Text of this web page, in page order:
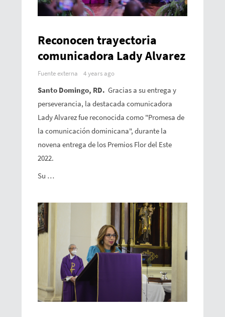
Reconocen trayectoria
comunicadora Lady Alvarez
Fuente externa 4 years ago
Santo Domingo, RD. Gracias a su entrega y
perseverancia, la destacada comunicadora
Lady Alvarez fue reconocida como "Promesa de
la comunicación dominicana", durante la
novena entrega de los Premios Flor del Este
2022.
Su …